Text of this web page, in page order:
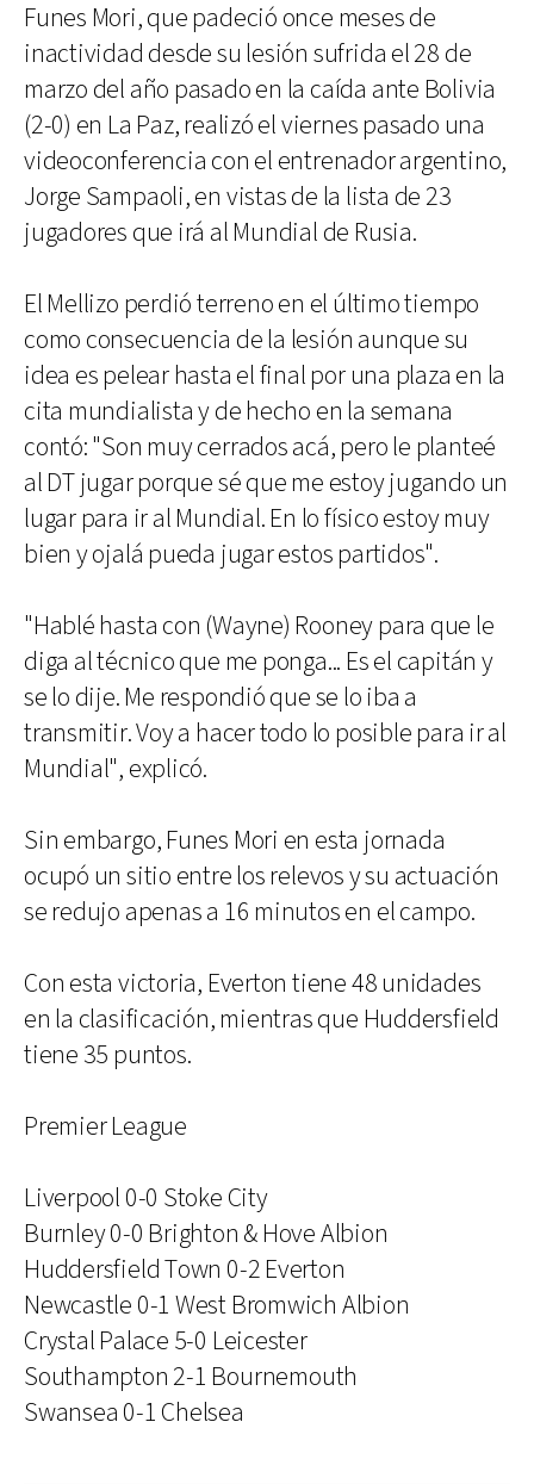
Funes Mori, que padeció once meses de
inactividad desde su lesión sufrida el 28 de
marzo del año pasado en la caída ante Bolivia
(2-0) en La Paz, realizó el viernes pasado una
videoconferencia con el entrenador argentino,
Jorge Sampaoli, en vistas de la lista de 23
jugadores que irá al Mundial de Rusia.
El Mellizo perdió terreno en el último tiempo
como consecuencia de la lesión aunque su
idea es pelear hasta el final por una plaza en la
cita mundialista y de hecho en la semana
contó: "Son muy cerrados acá, pero le planteé
al DT jugar porque sé que me estoy jugando un
lugar para ir al Mundial. En lo físico estoy muy
bien y ojalá pueda jugar estos partidos".
"Hablé hasta con (Wayne) Rooney para que le
diga al técnico que me ponga... Es el capitán y
se lo dije. Me respondió que se lo iba a
transmitir. Voy a hacer todo lo posible para ir al
Mundial", explicó.
Sin embargo, Funes Mori en esta jornada
ocupó un sitio entre los relevos y su actuación
se redujo apenas a 16 minutos en el campo.
Con esta victoria, Everton tiene 48 unidades
en la clasificación, mientras que Huddersfield
tiene 35 puntos.
Premier League
Liverpool 0-0 Stoke City
Burnley 0-0 Brighton & Hove Albion
Huddersfield Town 0-2 Everton
Newcastle 0-1 West Bromwich Albion
Crystal Palace 5-0 Leicester
Southampton 2-1 Bournemouth
Swansea 0-1 Chelsea